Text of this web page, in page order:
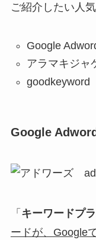
ご紹介したい人
Google
アラマキジャ
goodkeyword
Google
「 キーワードプ
ードが、Google